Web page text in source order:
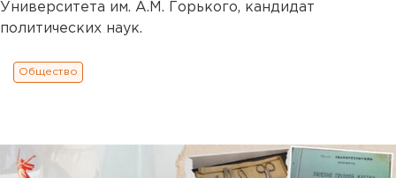
Университета им. А.М. Горького, кандидат
политических наук.
Общество